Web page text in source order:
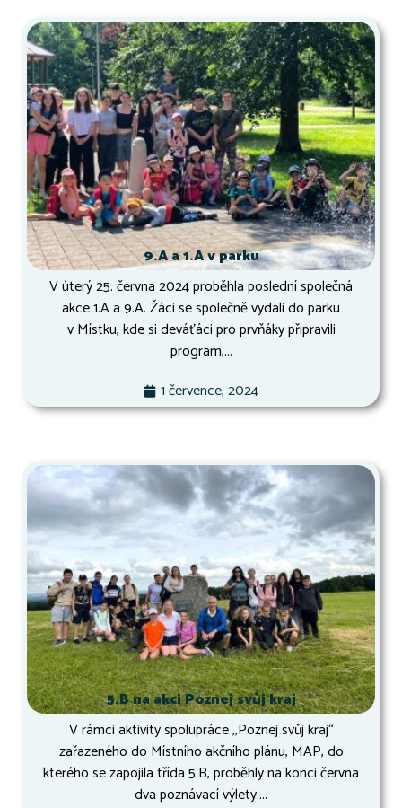
9.A a 1.A v parku
V úterý 25. června 2024 proběhla poslední společná
akce 1.A a 9.A. Žáci se společně vydali do parku
v Místku, kde si deváťáci pro prvňáky připravili
program,...
1 července, 2024
5.B na akci Poznej svůj kraj
V rámci aktivity spolupráce ,,Poznej svůj kraj“
zařazeného do Místního akčního plánu, MAP, do
kterého se zapojila třída 5.B, proběhly na konci června
dva poznávací výlety....